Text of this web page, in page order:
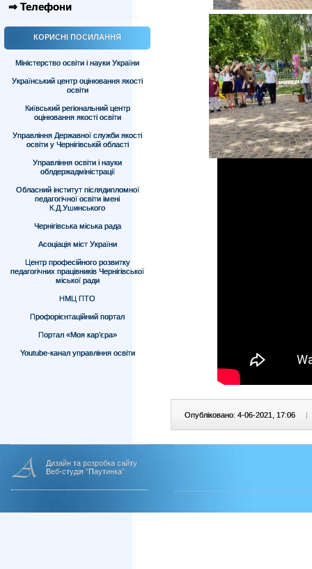
⇒ Телефони
КОРИСНІ ПОСИЛАННЯ
Міністерство освіти і науки України
Український центр оцінювання якості
освіти
Київський регіональний центр
оцінювання якості освіти
Управління Державної служби якості
освіти у Чернігівській області
Управління освіти і науки
облдержадміністрації
Обласний інститут післядипломної
педагогічної освіти імені
К.Д.Ушинського
Чернігівська міська рада
Асоціація міст України
Центр професійного розвитку
педагогічних працівників Чернігівської
міської ради
НМЦ ПТО
Профорієнтаційний портал
Портал «Моя кар’єра»
Youtube-канал управління освіти
Опубліковано: 4-06-2021, 17:06 |
Дизайн та розробка сайту
Веб-студія "Паутинка"